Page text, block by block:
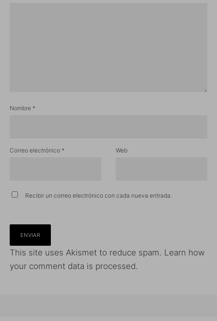
Nombre *
Correo electrónico * Web
Recibir un correo electrónico con cada nueva entrada.
This site uses Akismet to reduce spam. Learn how
your comment data is processed.